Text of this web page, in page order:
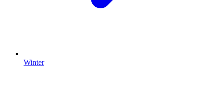
Winter